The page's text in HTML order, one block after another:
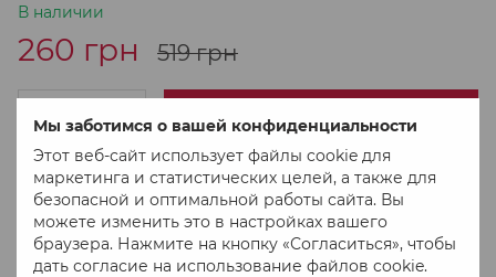
Мы заботимся о вашей конфиденциальности
Этот веб-сайт использует файлы cookie для
маркетинга и статистических целей, а также для
безопасной и оптимальной работы сайта. Вы
можете изменить это в настройках вашего
браузера. Нажмите на кнопку «Согласиться», чтобы
дать согласие на использование файлов cookie.
В наличии
260 грн 519 грн
В корзину
Купить в 1 клік
В избранное К сравнению